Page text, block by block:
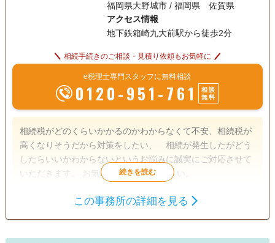
福岡県大野城市 / 福岡県 佐賀県
アクセス情報
地下鉄箱崎九大前駅から徒歩2分
相続手続きのご相談・見積り依頼もお気軽に
e税理士専門スタッフに無料相談
0120-951-761
相談
無料
相続税がどのくらいかかるのかわからなくて不安、相続税が
高くなりそうだから対策をしたい、 相続が発生したがどう
したらいいかわからないというお悩みに誠実にご対応させて
いただきます。 お気軽にお問合せください。
遺産分割
この事務所の詳細を見る